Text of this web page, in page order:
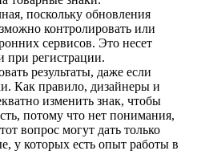
поскольку обновления
контролировать или
сервисов. Это несет
при регистрации.
результаты, даже если
Как правило, дизайнеры и
изменить знак, чтобы
потому что нет понимания,
вопрос могут дать только
у которых есть опыт работы в